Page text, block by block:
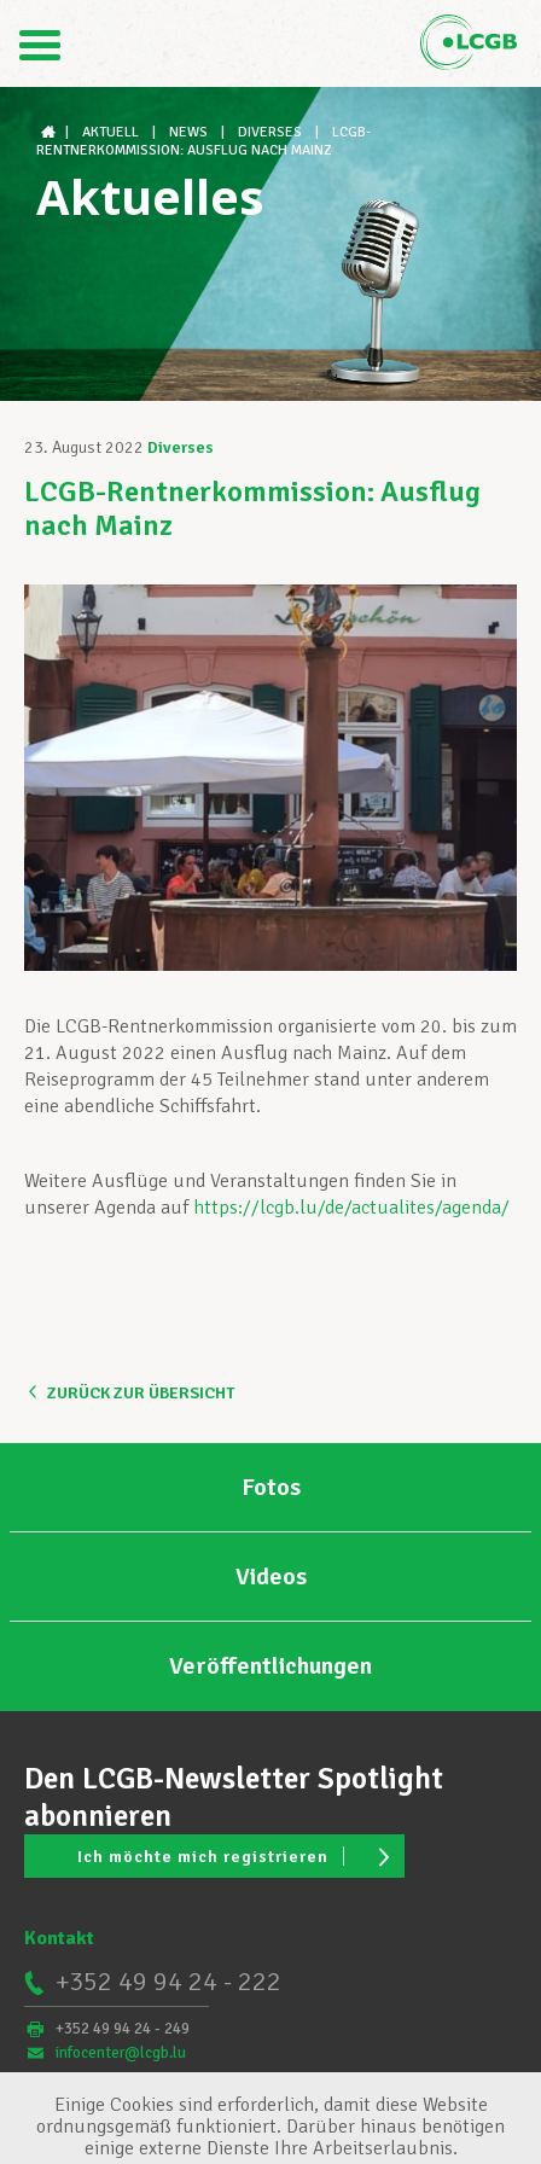
FR
Der LCGB
Gewerkschaftsstrukturen
Unterstützung im Arbeitsalltag
Ihre Rechte
Unterstützung im Privatleben
Berufliche Weiterentwicklung
Mitglied werden
Aktuell
AKTUELL NEWS DIVERSES
LCGB-
RENTNERKOMMISSION: AUSFLUG NACH MAINZ
Aktuelles
23. August 2022 Diverses
LCGB-Rentnerkommission: Ausflug
nach Mainz
Die LCGB-Rentnerkommission organisierte vom 20. bis zum
21. August 2022 einen Ausflug nach Mainz. Auf dem
Reiseprogramm der 45 Teilnehmer stand unter anderem
eine abendliche Schiffsfahrt.
Weitere Ausflüge und Veranstaltungen finden Sie in
unserer Agenda auf https://lcgb.lu/de/actualites/agenda/
ZURÜCK ZUR ÜBERSICHT
Fotos
Videos
Veröffentlichungen
Den LCGB-Newsletter Spotlight
abonnieren
Ich möchte mich registrieren
Kontakt
+352 49 94 24 - 222
+352 49 94 24 - 249
infocenter@lcgb.lu
Einige Cookies sind erforderlich, damit diese Website
ordnungsgemäß funktioniert. Darüber hinaus benötigen
einige externe Dienste Ihre Arbeitserlaubnis.